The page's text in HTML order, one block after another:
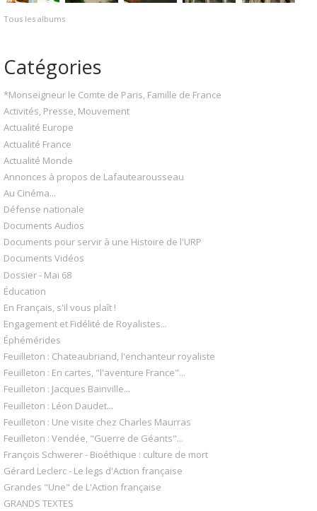
Tous les albums
Catégories
*Monseigneur le Comte de Paris, Famille de France
Activités, Presse, Mouvement
Actualité Europe
Actualité France
Actualité Monde
Annonces à propos de Lafautearousseau
Au Cinéma...
Défense nationale
Documents Audios
Documents pour servir à une Histoire de l'URP
Documents Vidéos
Dossier - Mai 68
Éducation
En Français, s'il vous plaît !
Engagement et Fidélité de Royalistes...
Éphémérides
Feuilleton : Chateaubriand, l'enchanteur royaliste
Feuilleton : En cartes, "l'aventure France"...
Feuilleton : Jacques Bainville...
Feuilleton : Léon Daudet...
Feuilleton : Une visite chez Charles Maurras
Feuilleton : Vendée, "Guerre de Géants"...
François Schwerer - Bioéthique : culture de mort
Gérard Leclerc - Le legs d'Action française
Grandes "Une" de L'Action française
GRANDS TEXTES